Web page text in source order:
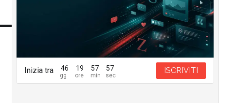
Inizia tra 46 19 57 56 ISCRIVITI